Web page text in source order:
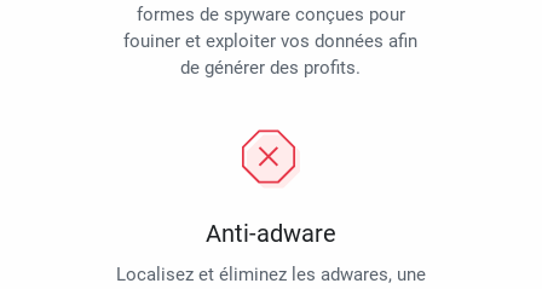
formes de spyware conçues pour
fouiner et exploiter vos données afin
de générer des profits.
Anti-adware
Localisez et éliminez les adwares, une